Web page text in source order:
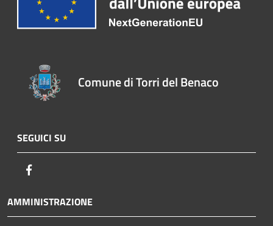
Comune di Torri del Benaco
SEGUICI SU
AMMINISTRAZIONE